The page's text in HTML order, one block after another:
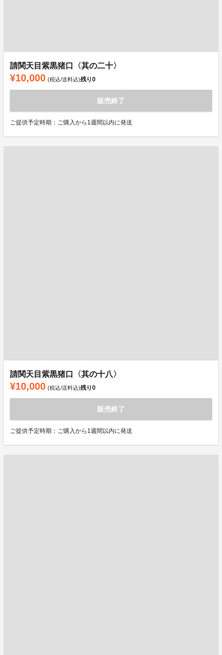
請関天目紫黒猪口〈其の二十〉
¥10,000 (税込/送料込)残り0
販売終了
ご提供予定時期：ご購入から1週間以内に発送
請関天目紫黒猪口〈其の十八〉
¥10,000 (税込/送料込)残り0
販売終了
ご提供予定時期：ご購入から1週間以内に発送